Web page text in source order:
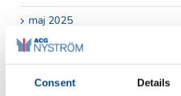
Consent Details
maj 2025
november 2024
oktober 2024